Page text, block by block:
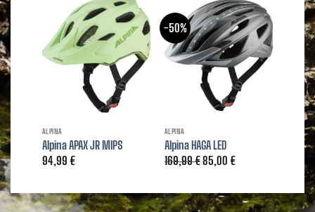
ALPINA
Alpina APAX JR MIPS
94,99 €
-50%
ALPINA
Alpina HAGA LED
169,99€Izvirna
cena
bila:
169,99 €.
85,00 €Trenutna
85,00 €.
ALPINA